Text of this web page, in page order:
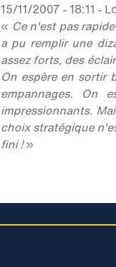
15/11/2007 - 18:11 -
« Ce n'est pas
a pu remplir une
assez forts, des
On espère en sortir
empannages. On
impressionnants.
choix stratégique
fini !»